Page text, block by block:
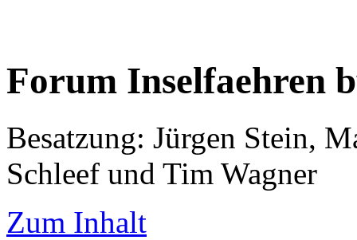
Forum Inselfaehren
Besatzung: Jürgen Stein,
Schleef und Tim Wagner
Zum Inhalt